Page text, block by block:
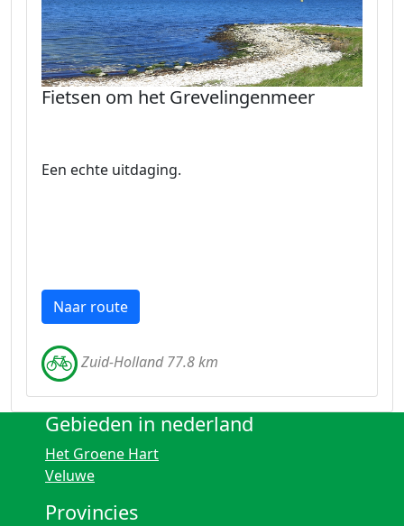
Fietsen om het Grevelingenmeer
Een echte uitdaging.
Naar route
Zuid-Holland 77.8 km
Gebieden in nederland
Het Groene Hart
Veluwe
Provincies